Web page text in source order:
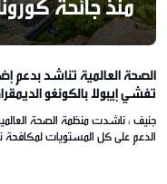
منذ جائحة
الصحة العالمية تناشد بدعم
تفشي إيبولا بالكونغو
جنيف : ناشدت منظمة الصحة
الدعم على كل المستويات لمكافحة